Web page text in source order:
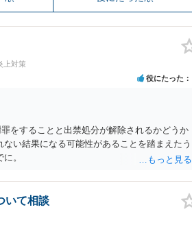
上対策
役にたった
をすることと出禁処分が解除されるかどうか
い結果になる可能性があることを踏まえたう
。
いて相談